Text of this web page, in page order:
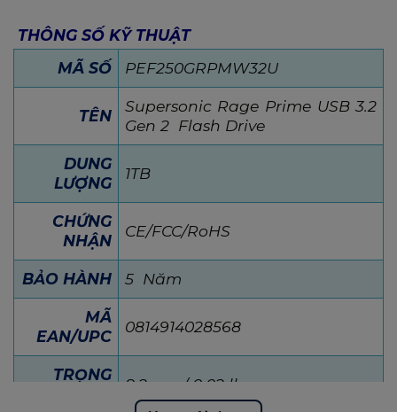
THÔNG SỐ KỸ THUẬT
MÃ SỐ
PEF250GRPMW32U
TÊN
Supersonic Rage Prime USB 3.2
Gen 2 Flash Drive
DUNG
LƯỢNG
1TB
CHỨNG
NHẬN
CE/FCC/RoHS
BẢO HÀNH 5 Năm
MÃ
EAN/UPC
0814914028568
TRỌNG
8.2 gm / 0.02 lb